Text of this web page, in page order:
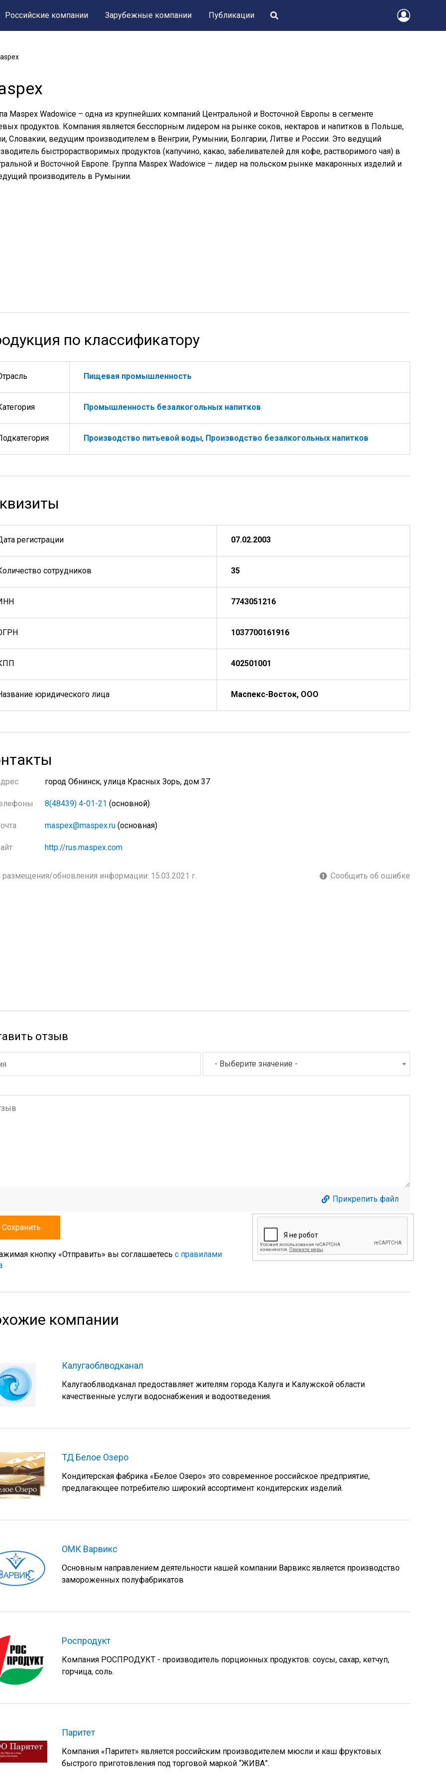
Российские компании Зарубежные компании Публикации
Maspex Wadowice – одна из крупнейших компаний Центральной и Восточной Европы в сегменте
продуктов. Компания является бесспорным лидером на рынке соков, нектаров и напитков в Польше,
Словакии, ведущим производителем в Венгрии, Румынии, Болгарии, Литве и России. Это ведущий
быстрорастворимых продуктов (капучино, какао, забеливателей для кофе, растворимого чая) в
и Восточной Европе. Группа Maspex Wadowice – лидер на польском рынке макаронных изделий и
производитель в Румынии.
по классификатору
Пищевая промышленность
Промышленность безалкогольных напитков
Производство питьевой воды, Производство безалкогольных напитков
регистрации 07.02.2003
сотрудников 35
7743051216
1037700161916
402501001
юридического лица Маспекс-Восток, ООО
город Обнинск, улица Красных Зорь, дом 37
8(48439) 4-01-21 (основной)
maspex@maspex.ru (основная)
http://rus.maspex.com
размещения/обновления информации: 15.03.2021 г. Сообщить об ошибке
отзыв
- Выберите значение -
Прикрепить файл
кнопку «Отправить» вы соглашаетесь с правилами
компании
Калугаоблводканал
Калугаоблводканал предоставляет жителям города Калуга и Калужской области
качественные услуги водоснабжения и водоотведения.
ТД Белое Озеро
Кондитерская фабрика «Белое Озеро» это современное российское предприятие,
предлагающее потребителю широкий ассортимент кондитерских изделий.
ОМК Варвикс
Основным направлением деятельности нашей компании Варвикс является производство
замороженных полуфабрикатов
Роспродукт
Компания РОСПРОДУКТ - производитель порционных продуктов: соусы, сахар, кетчуп,
горчица, соль.
Паритет
Компания «Паритет» является российским производителем мюсли и каш фруктовых
быстрого приготовления под торговой маркой “ЖИВА”.